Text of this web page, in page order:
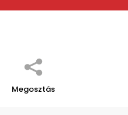
Megosztás